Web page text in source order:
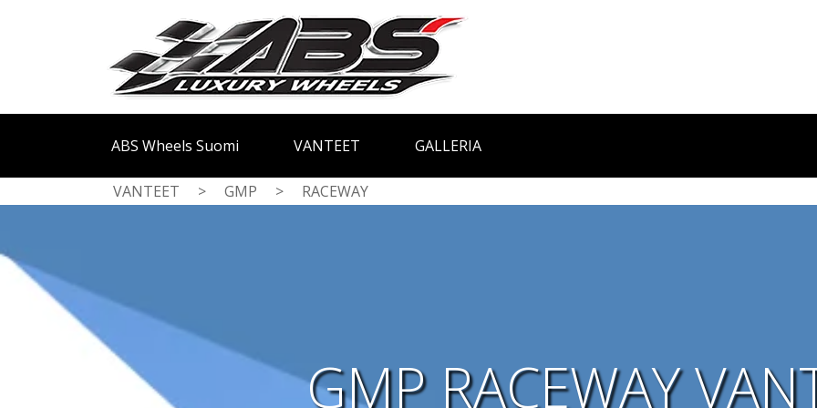
ABS Wheels Suomi VANTEET GALLERIA
VANTEET > GMP > RACEWAY
GMP RACEWAY